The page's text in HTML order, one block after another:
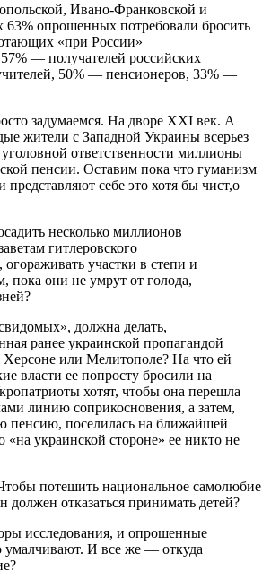
Ивано-Франковской и
63% опрошенных потребовали бросить
«при России»
— получателей российских
50% — пенсионеров, 33% —
задумаемся. На дворе XXI век. А
жители с Западной Украины всерьез
ответственности миллионы
пенсии. Оставим пока что гуманизм
представляют себе это хотя бы чист,о
несколько миллионов
гитлеровского
огораживать участки в степи и
пока они не умрут от голода,
должна делать,
ранее украинской пропагандой
или Мелитополе? На что ей
власти ее попросту бросили на
хотят, чтобы она перешла
линию соприкосновения, а затем,
пенсию, поселилась на ближайшей
«на украинской стороне» ее никто не
потешить национальное самолюбие
должен отказаться принимать детей?
исследования, и опрошенные
умалчивают. И все же — откуда